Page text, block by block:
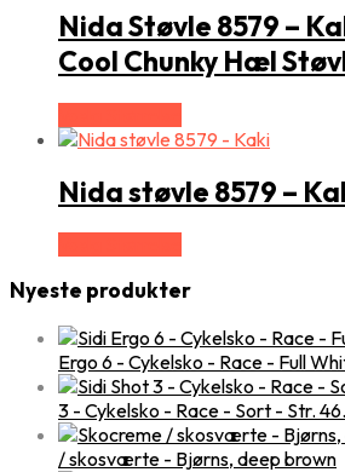
Nida Støvle 8579 –
Cool Chunky Hæl
Nida støvle 8579 –
Nyeste produkter
Ergo 6 - Cykelsko - Race - Full
3 - Cykelsko - Race - Sort - Str.
/ skosværte - Bjørns, deep brown